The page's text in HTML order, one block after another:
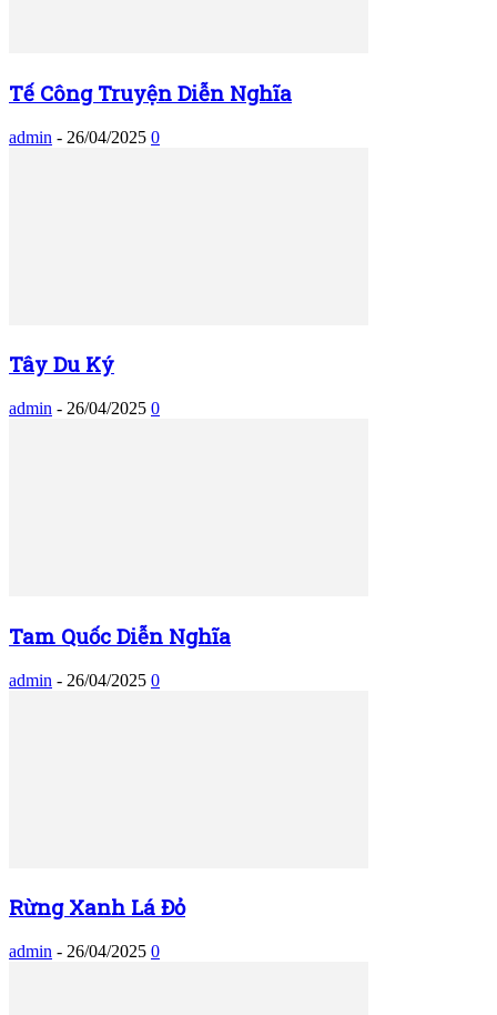
Tế Công Truyện Diễn Nghĩa
admin - 26/04/2025 0
Tây Du Ký
admin - 26/04/2025 0
Tam Quốc Diễn Nghĩa
admin - 26/04/2025 0
Rừng Xanh Lá Đỏ
admin - 26/04/2025 0